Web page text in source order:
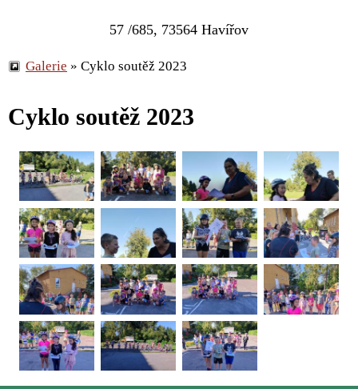
57 /685, 73564 Havířov
Galerie » Cyklo soutěž 2023
Cyklo soutěž 2023